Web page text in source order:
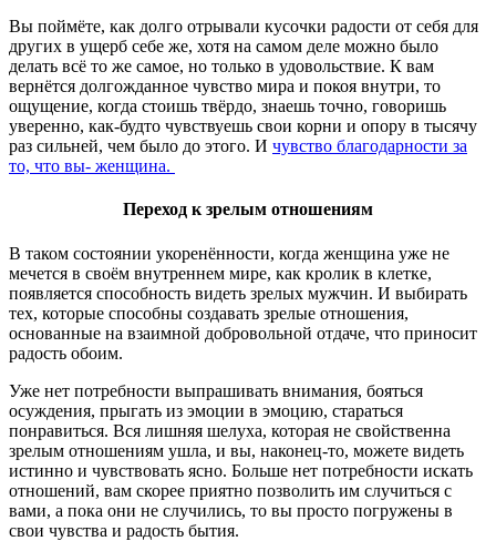
Вы поймёте, как долго отрывали кусочки радости от себя для
других в ущерб себе же, хотя на самом деле можно было
делать всё то же самое, но только в удовольствие. К вам
вернётся долгожданное чувство мира и покоя внутри, то
ощущение, когда стоишь твёрдо, знаешь точно, говоришь
уверенно, как-будто чувствуешь свои корни и опору в тысячу
раз сильней, чем было до этого. И чувство благодарности за
то, что вы- женщина.
Переход к зрелым отношениям
В таком состоянии укоренённости, когда женщина уже не
мечется в своём внутреннем мире, как кролик в клетке,
появляется способность видеть зрелых мужчин. И выбирать
тех, которые способны создавать зрелые отношения,
основанные на взаимной добровольной отдаче, что приносит
радость обоим.
Уже нет потребности выпрашивать внимания, бояться
осуждения, прыгать из эмоции в эмоцию, стараться
понравиться. Вся лишняя шелуха, которая не свойственна
зрелым отношениям ушла, и вы, наконец-то, можете видеть
истинно и чувствовать ясно. Больше нет потребности искать
отношений, вам скорее приятно позволить им случиться с
вами, а пока они не случились, то вы просто погружены в
свои чувства и радость бытия.